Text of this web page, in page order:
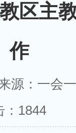
区主
作
源：一会
1844